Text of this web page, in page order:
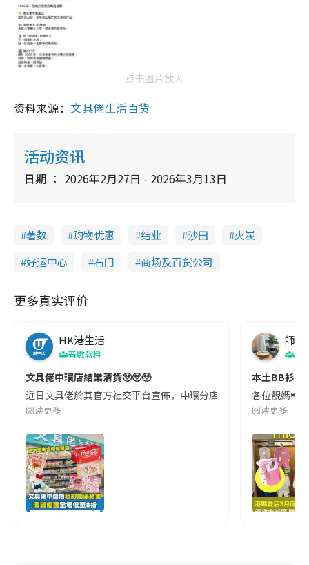
点击图片放大
资料来源：文具佬生活百货
活动资讯
日期 2026年2月27日 - 2026年3月13日
著数 购物优惠 结业 沙田
火炭
好运中心
石门 商场及百货公司
更多真实评价
HK港生活
著數報料
文具佬中環店結業清貨🥹🥹🥹
近日文具佬於其官方社交平台宣佈，中環分店因租約期滿正式結
阅读更多
師奶
親
本土BB衫品
各位靚媽📢
阅读更多